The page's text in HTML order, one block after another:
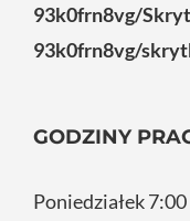
93k0frn8vg/
93k0frn8vg/
GODZINY
Poniedziałek